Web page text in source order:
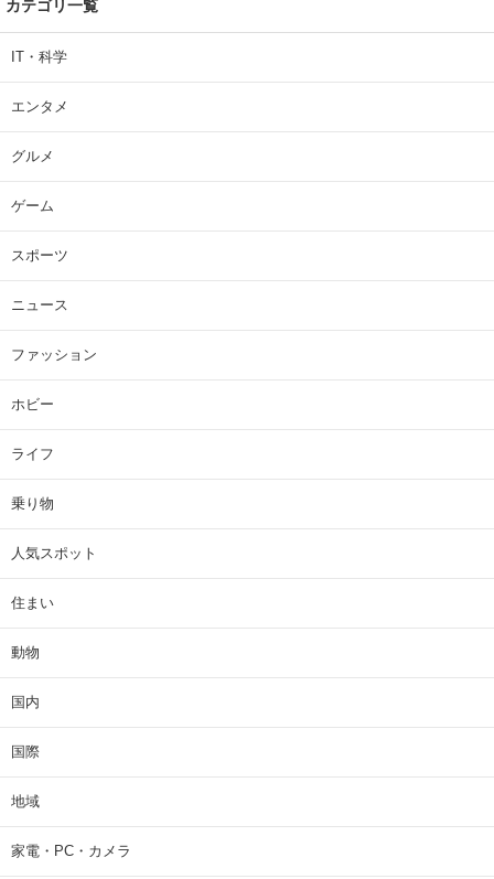
カテゴリ一覧
IT・科学
エンタメ
グルメ
ゲーム
スポーツ
ニュース
ファッション
ホビー
ライフ
乗り物
人気スポット
住まい
動物
国内
国際
地域
家電・PC・カメラ